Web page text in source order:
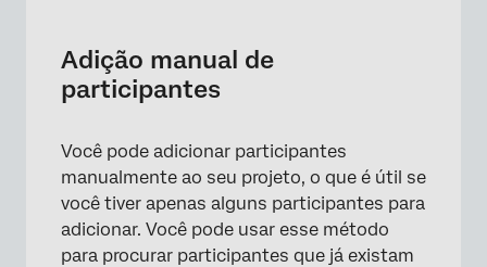
×
Adição manual de
participantes
Você pode adicionar participantes
manualmente ao seu projeto, o que é útil se
você tiver apenas alguns participantes para
adicionar. Você pode usar esse método
para procurar participantes que já existam